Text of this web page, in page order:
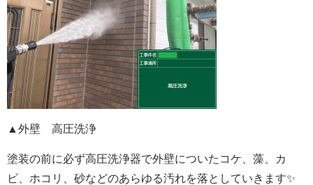
▲外壁 高圧洗浄
塗装の前に必ず高圧洗浄器で外壁についたコケ、藻、カ
ビ、ホコリ、砂などのあらゆる汚れを落としていきます✨